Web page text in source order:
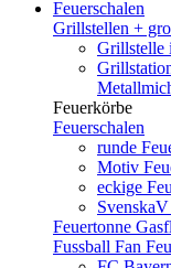
Feuerschalen
Grillstellen +
Grillstelle
Feuerkörbe
Feuerschalen
runde
Motiv
eckige
Feuertonne
Fussball Fan